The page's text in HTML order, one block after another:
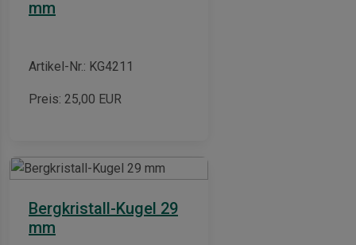
mm
Artikel-Nr.: KG4211
Preis: 25,00 EUR
Bergkristall-Kugel 29
mm